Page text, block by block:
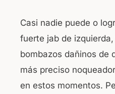
Casi nadie puede o
fuerte jab de
bombazos dañinos de
más preciso
en estos momentos.